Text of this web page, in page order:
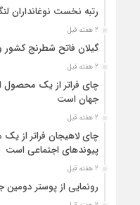
رتبه نخست نوغانداران
2 هفته قبل
گیلان فاتح شطرنج
2 هفته قبل
چای فراتر از یک محصول
جهان است
2 هفته قبل
چای لاهیجان فراتر از
پیوندهای اجتماعی است
2 هفته قبل
رونمایی از پوستر